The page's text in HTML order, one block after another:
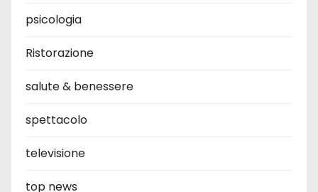
psicologia
Ristorazione
salute & benessere
spettacolo
televisione
top news